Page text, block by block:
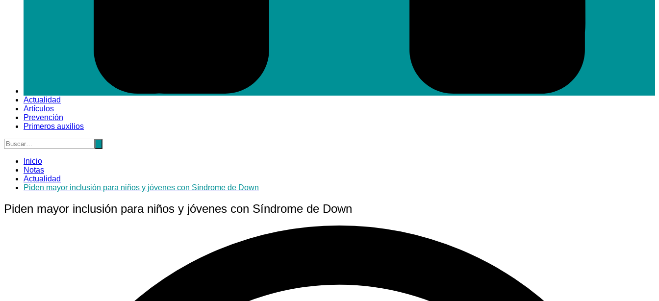
Actualidad
Artículos
Prevención
Primeros auxilios
Inicio
Notas
Actualidad
Piden mayor inclusión para niños y jóvenes con Síndrome de Down
Piden mayor inclusión para niños y jóvenes con Síndrome de Down